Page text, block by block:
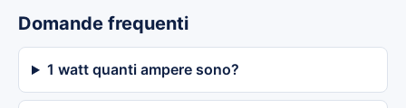
Domande frequenti
1 watt quanti ampere sono?